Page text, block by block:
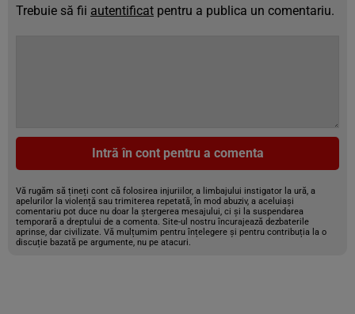
Trebuie să fii autentificat pentru a publica un comentariu.
Intră în cont pentru a comenta
Vă rugăm să țineți cont că folosirea injuriilor, a limbajului instigator la ură, a
apelurilor la violență sau trimiterea repetată, în mod abuziv, a aceluiași
comentariu pot duce nu doar la ștergerea mesajului, ci și la suspendarea
temporară a dreptului de a comenta. Site-ul nostru încurajează dezbaterile
aprinse, dar civilizate. Vă mulțumim pentru înțelegere și pentru contribuția la o
discuție bazată pe argumente, nu pe atacuri.